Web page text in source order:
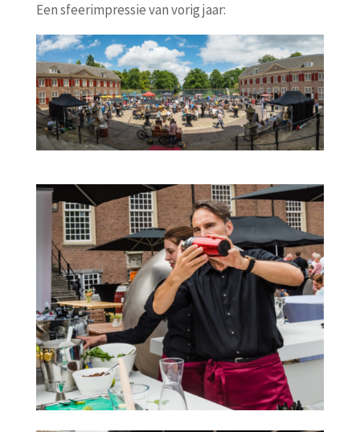
Een sfeerimpressie van vorig jaar: